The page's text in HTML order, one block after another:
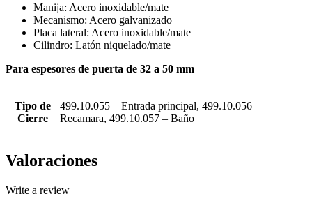
Manija: Acero inoxidable/mate
Mecanismo: Acero galvanizado
Placa lateral: Acero inoxidable/mate
Cilindro: Latón niquelado/mate
Para espesores de puerta de 32 a 50 mm
Tipo de
Cierre
499.10.055 – Entrada principal, 499.10.056 –
Recamara, 499.10.057 – Baño
Valoraciones
Write a review